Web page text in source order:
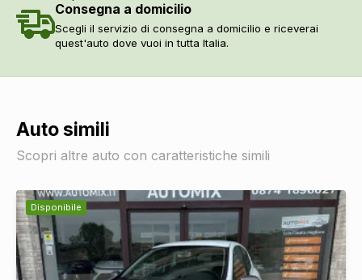
Airbag disinseribile
Sicurezza
DI SERIE
Cinture di sicurezza
Sensori parcheggio anteriori e posteriori
Selettore stile di guida
Cristalli atermici DI SERIE
Consegna a domicilio
Scegli il servizio di consegna a domicilio e riceverai
quest'auto dove vuoi in tutta Italia.
Auto simili
Scopri altre auto con caratteristiche simili
Disponibile